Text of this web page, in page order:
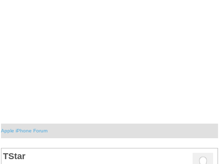
Apple iPhone Forum
TStar